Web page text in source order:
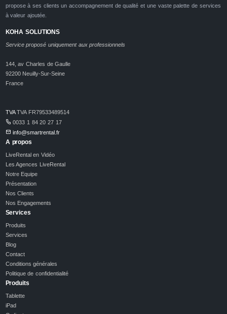
propose à ses clients un accompagnement de qualité et une vaste palette de services
à valeur ajoutée.
KOHA SOLUTIONS
Service proposé uniquement aux professionnels
144, av Charles de Gaulle
92200 Neuilly-Sur-Seine
France
TVATVA FR79533489514
0033 1 84 20 27 17
info@smartrental.fr
A propos
LiveRental en Vidéo
Les Agences LiveRental
Notre Equipe
Présentation
Nos Clients
Nos Engagements
Services
Produits
Services
Blog
Contact
Conditions générales
Politique de confidentialité
Produits
Tablette
iPad